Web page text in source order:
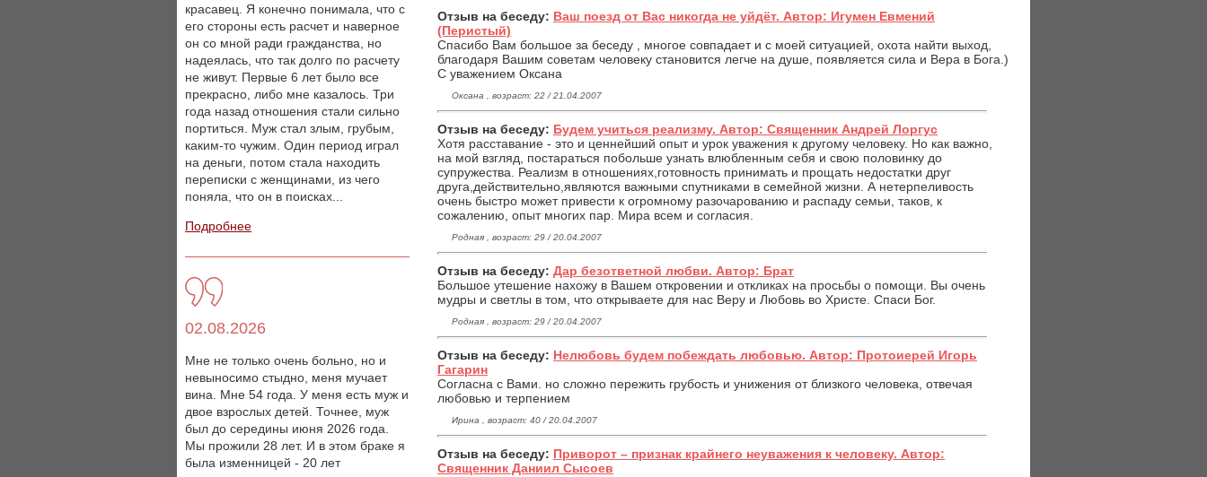
Отзыв на беседу: Ваш поезд от Вас никогда не уйдёт. Автор: Игумен Евмений
(Перистый)
Спасибо Вам большое за беседу , многое совпадает и с моей ситуацией, охота найти выход,
благодаря Вашим советам человеку становится легче на душе, появляется сила и Вера в Бога.)
С уважением Оксана
Оксана , возраст: 22 / 21.04.2007
Отзыв на беседу: Будем учиться реализму. Автор: Священник Андрей Лоргус
Хотя расставание - это и ценнейший опыт и урок уважения к другому человеку. Но как важно,
на мой взгляд, постараться побольше узнать влюбленным себя и свою половинку до
супружества. Реализм в отношениях,готовность принимать и прощать недостатки друг
друга,действительно,являются важными спутниками в семейной жизни. А нетерпеливость
очень быстро может привести к огромному разочарованию и распаду семьи, таков, к
сожалению, опыт многих пар. Мира всем и согласия.
Родная , возраст: 29 / 20.04.2007
Отзыв на беседу: Дар безответной любви. Автор: Брат
Большое утешение нахожу в Вашем откровении и откликах на просьбы о помощи. Вы очень
мудры и светлы в том, что открываете для нас Веру и Любовь во Христе. Спаси Бог.
Родная , возраст: 29 / 20.04.2007
Отзыв на беседу: Нелюбовь будем побеждать любовью. Автор: Протоиерей Игорь
Гагарин
Согласна с Вами. но сложно пережить грубость и унижения от близкого человека, отвечая
любовью и терпением
Ирина , возраст: 40 / 20.04.2007
Отзыв на беседу: Приворот – признак крайнего неуважения к человеку. Автор:
Священник Даниил Сысоев
красавец. Я конечно понимала, что с
его стороны есть расчет и наверное
он со мной ради гражданства, но
надеялась, что так долго по расчету
не живут. Первые 6 лет было все
прекрасно, либо мне казалось. Три
года назад отношения стали сильно
портиться. Муж стал злым, грубым,
каким-то чужим. Один период играл
на деньги, потом стала находить
переписки с женщинами, из чего
поняла, что он в поисках...
Подробнее
02.08.2026
Мне не только очень больно, но и
невыносимо стыдно, меня мучает
вина. Мне 54 года. У меня есть муж и
двое взрослых детей. Точнее, муж
был до середины июня 2026 года.
Мы прожили 28 лет. И в этом браке я
была изменницей - 20 лет